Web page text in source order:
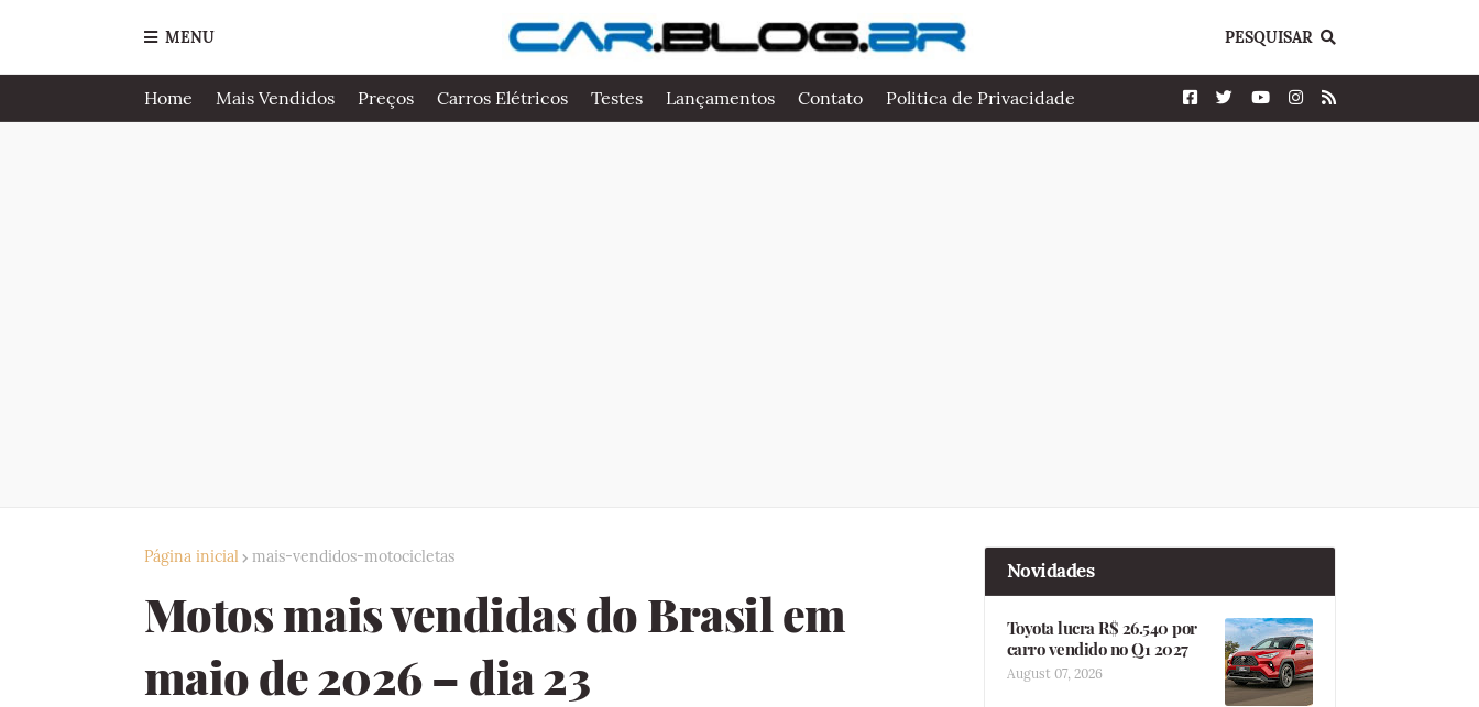
MENU PESQUISAR
Home Mais Vendidos Preços Carros Elétricos Testes Lançamentos Contato Politica de Privacidade
Página inicial mais-vendidos-motocicletas
Motos mais vendidas do Brasil em
maio de 2026 – dia 23
Novidades
Toyota lucra R$ 26.540 por
carro vendido no Q1 2027
August 07, 2026